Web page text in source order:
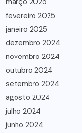
março 2025
fevereiro 2025
janeiro 2025
dezembro 2024
novembro 2024
outubro 2024
setembro 2024
agosto 2024
julho 2024
junho 2024